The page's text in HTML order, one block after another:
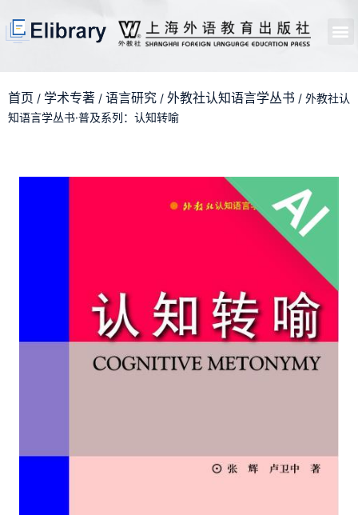
首页 / 学术专著 / 语言研究 / 外教社认知语言学丛书 / 外教社认
知语言学丛书·普及系列：认知转喻